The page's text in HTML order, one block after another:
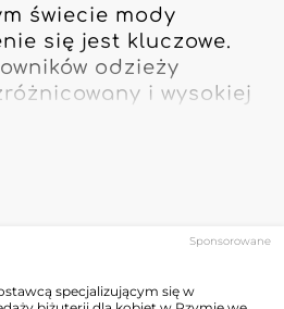
świecie mody
się jest kluczowe.
odzieży
i wysokiej
idealny, by
wymagających
proponują style od Sponsorowane
specjalizującym się w